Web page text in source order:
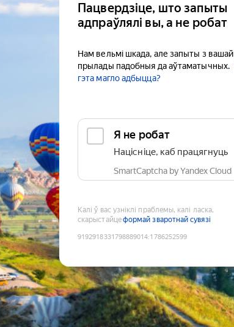
Пацвердзіце, што запыты
адпраўлялі вы, а не робат
Нам вельмі шкада, але запыты з вашай
прылады падобныя да аўтаматычных.
гэта магло адбыцца?
Я не робат
Націсніце, каб працягнуць
SmartCaptcha by Yandex Cloud
Калі ў вас узніклі праблемы, калі ласка,
скарыстайцеформай зваротнай сувязі
9192918331798889014:1786252599